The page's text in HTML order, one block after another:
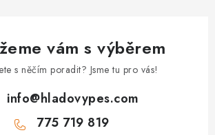
vám s výběrem
s něčím poradit? Jsme tu pro vás!
info@hladovypes.com
775 719 819